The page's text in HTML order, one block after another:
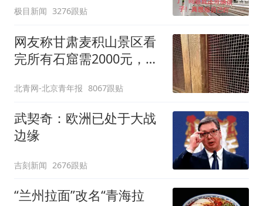
极目新闻 3276跟贴
网友称甘肃麦积山景区看
完所有石窟需2000元，景
护，游客可按需买
北青网-北京青年报 8067跟贴
武契奇：欧洲已处于大战
边缘
吉刻新闻 2676跟贴
“兰州拉面”改名“青海拉